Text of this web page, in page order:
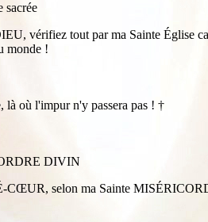
sacrée
vérifiez tout par ma Sainte Église
monde !
là où l'impur n'y passera pas ! †
DIVIN
selon ma Sainte